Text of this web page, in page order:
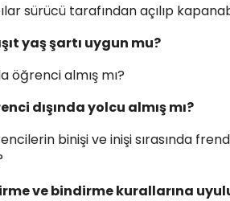
sürücü tarafından açılıp
yaş şartı uygun mu?
öğrenci almış mı?
dışında yolcu almış mı?
binişi ve inişi sırasında
ve bindirme kurallarına